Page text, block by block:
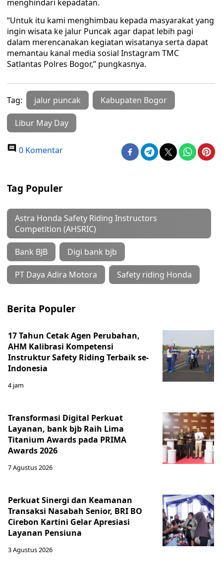
menghindari kepadatan.
“Untuk itu kami menghimbau kepada masyarakat yang
ingin wisata ke jalur Puncak agar dapat lebih pagi
dalam merencanakan kegiatan wisatanya serta dapat
memantau kanal media sosial Instagram TMC
Satlantas Polres Bogor,” pungkasnya.
Tag: jalur puncak Kabupaten Bogor
Libur May Day
0 Komentar
Tag Populer
Astra Honda Safety Riding Instructors
Competition (AHSRIC)
Bank BJB Digi bank bjb
PT Daya Adira Motora Safety riding Honda
Berita Populer
17 Tahun Cetak Agen Perubahan,
AHM Kalibrasi Kompetensi
Instruktur Safety Riding Terbaik se-
Indonesia
4 jam
Transformasi Digital Perkuat
Layanan, bank bjb Raih Lima
Titanium Awards pada PRIMA
Awards 2026
7 Agustus 2026
Perkuat Sinergi dan Keamanan
Transaksi Nasabah Senior, BRI BO
Cirebon Kartini Gelar Apresiasi
Layanan Pensiuna
3 Agustus 2026